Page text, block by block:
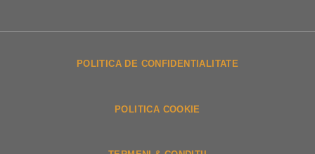
POLITICA COOKIE
POLITICA DE CONFIDENTIALITATE